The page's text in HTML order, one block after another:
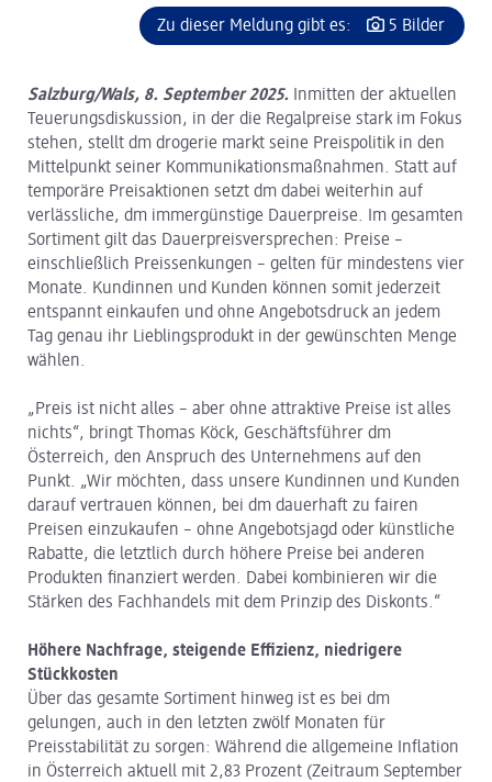
Zu dieser Meldung gibt es: 5 Bilder
Salzburg/Wals, 8. September 2025.
Inmitten der aktuellen
Teuerungsdiskussion, in der die Regalpreise stark im Fokus
stehen, stellt dm drogerie markt seine Preispolitik in den
Mittelpunkt seiner Kommunikationsmaßnahmen. Statt auf
temporäre Preisaktionen setzt dm dabei weiterhin auf
verlässliche, dm immergünstige Dauerpreise. Im gesamten
Sortiment gilt das Dauerpreisversprechen: Preise –
einschließlich Preissenkungen – gelten für mindestens vier
Monate. Kundinnen und Kunden können somit jederzeit
entspannt einkaufen und ohne Angebotsdruck an jedem
Tag genau ihr Lieblingsprodukt in der gewünschten Menge
wählen.
„Preis ist nicht alles – aber ohne attraktive Preise ist alles
nichts“, bringt Thomas Köck, Geschäftsführer dm
Österreich, den Anspruch des Unternehmens auf den
Punkt. „Wir möchten, dass unsere Kundinnen und Kunden
darauf vertrauen können, bei dm dauerhaft zu fairen
Preisen einzukaufen – ohne Angebotsjagd oder künstliche
Rabatte, die letztlich durch höhere Preise bei anderen
Produkten finanziert werden. Dabei kombinieren wir die
Stärken des Fachhandels mit dem Prinzip des Diskonts.“
Höhere Nachfrage, steigende Effizienz, niedrigere
Stückkosten
Über das gesamte Sortiment hinweg ist es bei dm
gelungen, auch in den letzten zwölf Monaten für
Preisstabilität zu sorgen: Während die allgemeine Inflation
in Österreich aktuell mit 2,83 Prozent (Zeitraum September